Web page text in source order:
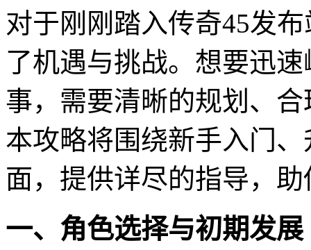
对于刚刚踏入传奇45发
了机遇与挑战。想要迅
事，需要清晰的规划、
本攻略将围绕新手入门
面，提供详尽的指导，
一、角色选择与初期发展